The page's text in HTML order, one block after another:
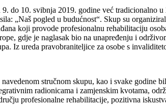
9. do 10. svibnja 2019. godine već tradicionalno
„Naš pogled u budućnost“. Skup su
koji provode profesionalnu rehabilitaciju
gdje je naglasak bio na unapređenju i
Iz ureda pravobraniteljice za osobe s
navedenom stručnom skupu, kao i svake godine
radionicama i zamjenskim kvotama,
profesionalne rehabilitacije, pozitivna